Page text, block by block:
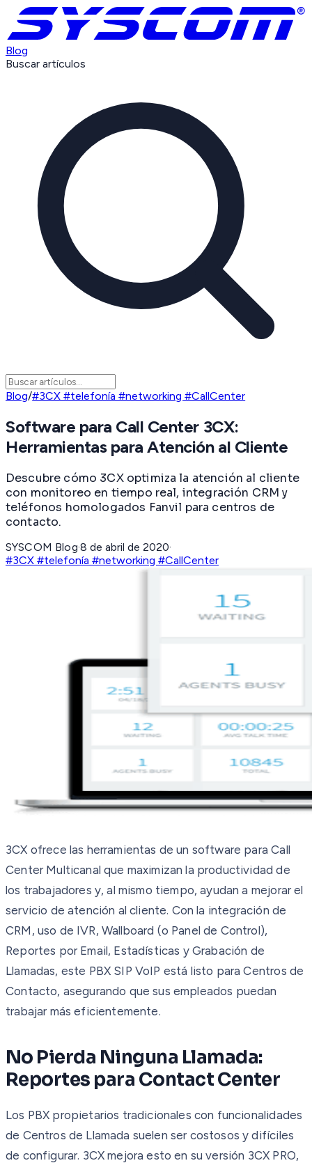
Blog
Buscar artículos
Blog/#3CX #telefonía #networking #CallCenter
Software para Call Center 3CX:
Herramientas para Atención al Cliente
Descubre cómo 3CX optimiza la atención al cliente
con monitoreo en tiempo real, integración CRM y
teléfonos homologados Fanvil para centros de
contacto.
SYSCOM Blog·8 de abril de 2020·
#3CX #telefonía #networking #CallCenter
3CX ofrece las herramientas de un software para Call
Center Multicanal que maximizan la productividad de
los trabajadores y, al mismo tiempo, ayudan a mejorar el
servicio de atención al cliente. Con la integración de
CRM, uso de IVR, Wallboard (o Panel de Control),
Reportes por Email, Estadísticas y Grabación de
Llamadas, este PBX SIP VoIP está listo para Centros de
Contacto, asegurando que sus empleados puedan
trabajar más eficientemente.
No Pierda Ninguna Llamada:
Reportes para Contact Center
Los PBX propietarios tradicionales con funcionalidades
de Centros de Llamada suelen ser costosos y difíciles
de configurar. 3CX mejora esto en su versión 3CX PRO,